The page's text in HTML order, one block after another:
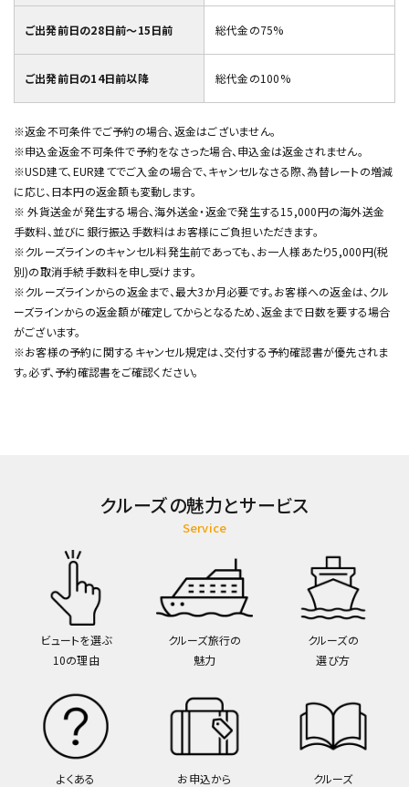
ご出発前日の28日前～15日前 総代金の75%
ご出発前日の14日前以降 総代金の100%
※返金不可条件でご予約の場合、返金はございません。
※申込金返金不可条件で予約をなさった場合、申込金は返金されません。
※USD建て、EUR建てでご入金の場合で、キャンセルなさる際、為替レートの増減
に応じ、日本円の返金額も変動します。
※ 外貨送金が発生する場合、海外送金・返金で発生する15,000円の海外送金
手数料、並びに銀行振込手数料はお客様にご負担いただきます。
※クルーズラインのキャンセル料発生前であっても、お一人様あたり5,000円(税
別)の取消手続手数料を申し受けます。
※クルーズラインからの返金まで、最大3か月必要です。お客様への返金は、クル
ーズラインからの返金額が確定してからとなるため、返金まで日数を要する場合
がございます。
※お客様の予約に関するキャンセル規定は、交付する予約確認書が優先されま
す。必ず、予約確認書をご確認ください。
クルーズの魅力とサービス
Service
ビュートを選ぶ
10の理由
クルーズ旅行の
魅力
クルーズの
選び方
よくある
お申込から
クルーズ